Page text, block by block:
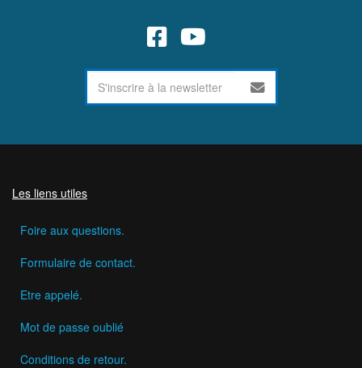
Les liens utiles
Foire aux questions.
Formulaire de contact.
Etre appelé.
Mot de passe oublié
Conditions de retour.